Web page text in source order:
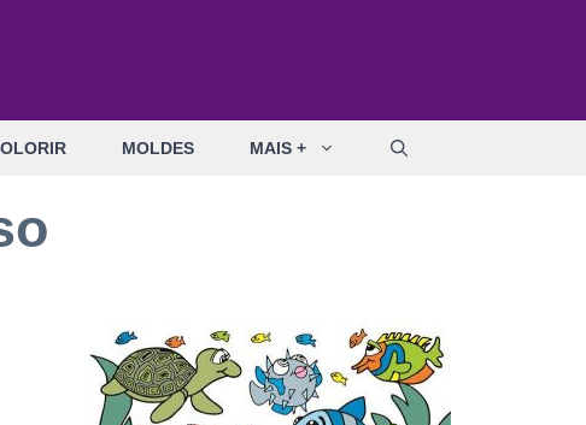
MOLDES MAIS +